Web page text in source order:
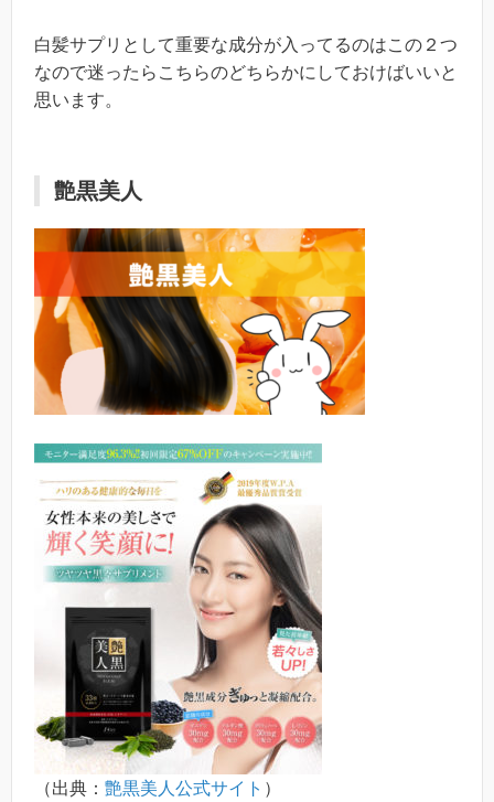
白髪サプリとして重要な成分が入ってるのはこの２つ
なので迷ったらこちらのどちらかにしておけばいいと
思います。
艶黒美人
（出典： 艶黒美人公式サイト ）